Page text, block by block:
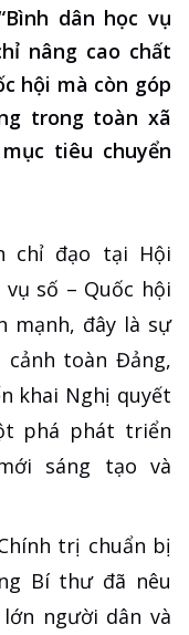
dân học vụ
nâng cao chất
hội mà còn góp
trong toàn xã
tiêu chuyển
chỉ đạo tại Hội
vụ số – Quốc hội
mạnh, đây là sự
toàn Đảng,
khai Nghị quyết
phá phát triển
sáng tạo và
trị chuẩn bị
Bí thư đã nêu
người dân và